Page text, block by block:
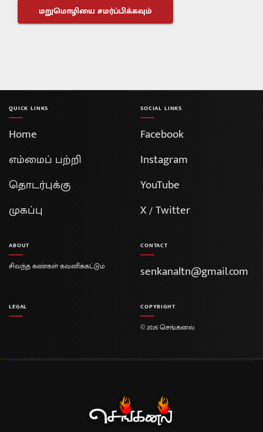
QUICK LINKS
Home
எம்மைப் பற்றி
தொடர்புக்கு
முகப்பு
SOCIAL LINKS
Facebook
Instagram
YouTube
X / Twitter
ABOUT
சிவந்த கண்கள் கவனிக்கட்டும்
CONTACT
senkanaltn@gmail.com
LEGAL COPYRIGHT
© 2026 செங்கனல்